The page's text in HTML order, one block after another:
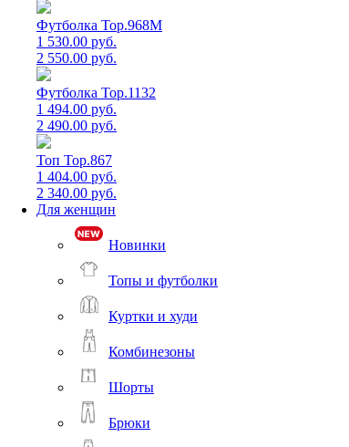
Футболка Top.968M
1 530.00 руб.
2 550.00 руб.
Футболка Top.1132
1 494.00 руб.
2 490.00 руб.
Топ Top.867
1 404.00 руб.
2 340.00 руб.
Для женщин
Новинки
Топы и футболки
Куртки и худи
Комбинезоны
Шорты
Брюки